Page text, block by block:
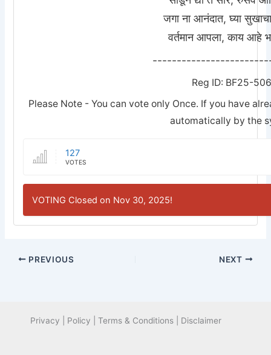
जगा ना आनंदात, घ्या
वर्तमान आपला, काय आहे
Reg ID: BF25-
Please Note - You can vote only Once. If you have
automatically by the
127
VOTES
VOTING Closed on Nov 30, 2025!
PREVIOUS NEXT
Privacy | Policy | Terms & Conditions | Disclaimer